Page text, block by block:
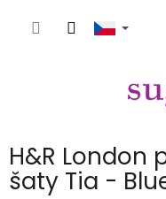
H&R London
šaty Tia -